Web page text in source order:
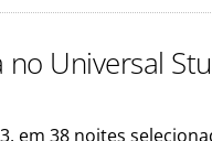
Universal
em 38 noites